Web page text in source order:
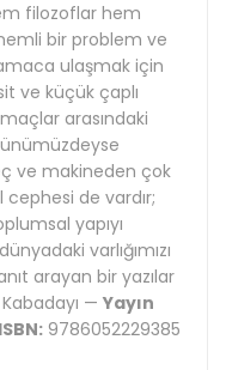
filozoflar hem
bir problem ve
ulaşmak için
ve küçük çaplı
arasındaki
ve makineden çok
cephesi de vardır;
yapıyı
varlığımızı
arayan bir yazılar
— Yayın
ISBN: 9786052229385